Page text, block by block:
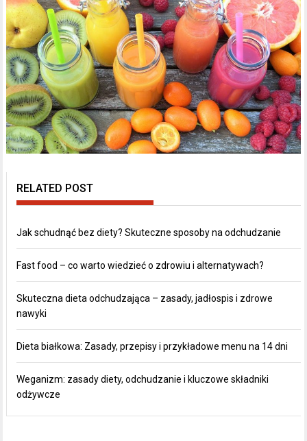
RELATED POST
Jak schudnąć bez diety? Skuteczne sposoby na odchudzanie
Fast food – co warto wiedzieć o zdrowiu i alternatywach?
Skuteczna dieta odchudzająca – zasady, jadłospis i zdrowe
nawyki
Dieta białkowa: Zasady, przepisy i przykładowe menu na 14 dni
Weganizm: zasady diety, odchudzanie i kluczowe składniki
odżywcze